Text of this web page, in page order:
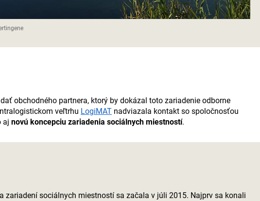
obchodného partnera, ktorý by dokázal toto zariadenie odborne
veľtrhu LogiMAT nadviazala kontakt so spoločnosťou
aj novú koncepciu zariadenia sociálnych miestností.
zariadení sociálnych miestností sa začala v júli 2015. Najprv sa konali